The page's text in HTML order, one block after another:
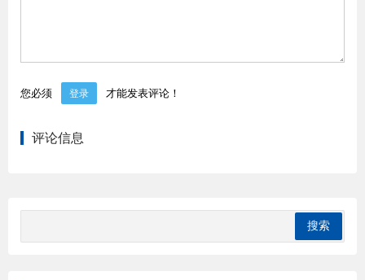
您必须 登录 才能发表评论！
评论信息